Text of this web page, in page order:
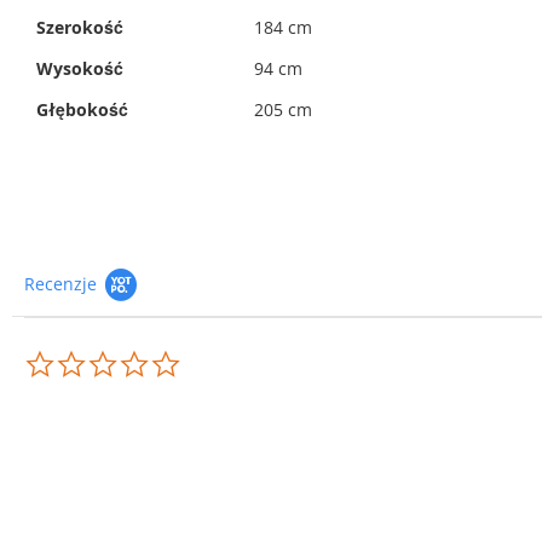
Szerokość
184 cm
Wysokość
94 cm
Głębokość
205 cm
Recenzje